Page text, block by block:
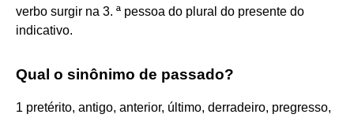
verbo surgir na 3. ª pessoa do plural do presente do
indicativo.
Qual o sinônimo de passado?
1 pretérito, antigo, anterior, último, derradeiro, pregresso,